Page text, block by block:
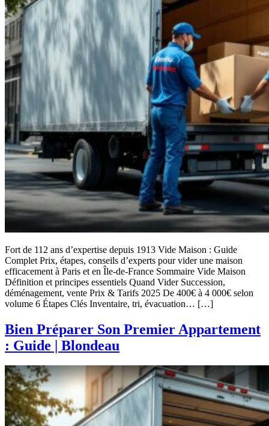
Fort de 112 ans d’expertise depuis 1913 Vide Maison : Guide
Complet Prix, étapes, conseils d’experts pour vider une maison
efficacement à Paris et en Île-de-France Sommaire Vide Maison
Définition et principes essentiels Quand Vider Succession,
déménagement, vente Prix & Tarifs 2025 De 400€ à 4 000€ selon
volume 6 Étapes Clés Inventaire, tri, évacuation… […]
Bien Préparer Son Premier Appartement
: Guide | Blondeau